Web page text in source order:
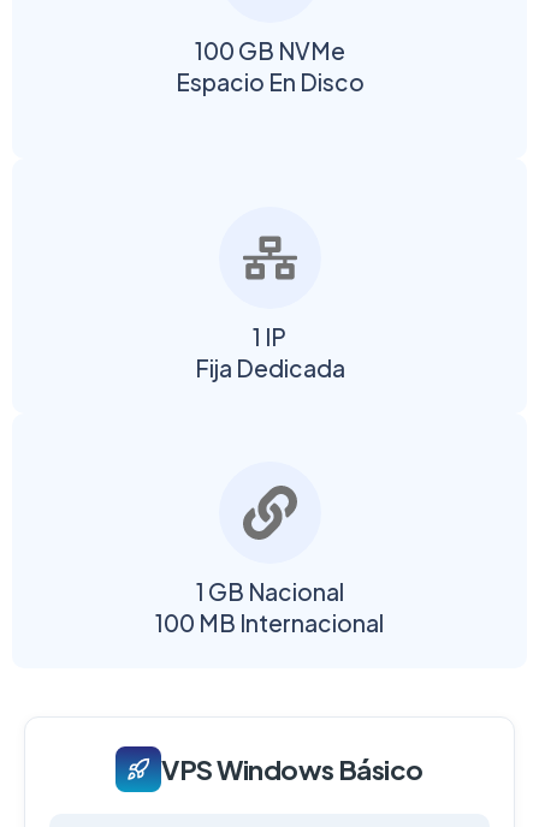
100 GB NVMe
Espacio En Disco
1 IP
Fija Dedicada
1 GB Nacional
100 MB Internacional
VPS Windows Básico